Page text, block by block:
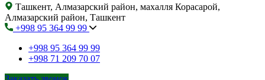
Ташкент, Алмазарский район, махалля Корасарой,
Алмазарский район, Ташкент
+998 95 364 99 99
+998 95 364 99 99
+998 71 209 70 07